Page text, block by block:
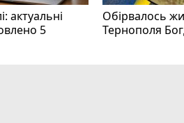
актуальні
5
Обірвалось
Тернополя